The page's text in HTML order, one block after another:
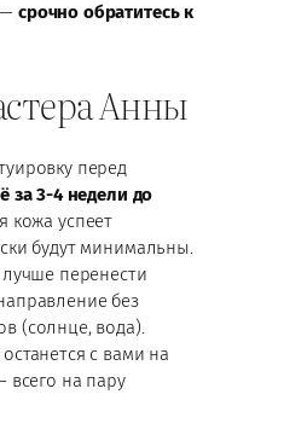
срочно обратитесь к
Анны
перед
за 3-4 недели до
кожа успеет
будут минимальны.
перенести
без
(солнце, вода).
с вами на
всего на пару